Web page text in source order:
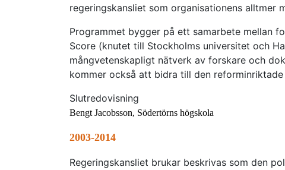
regeringskansliet som organisationens alltmer
Programmet bygger på ett samarbete mellan
Score (knutet till Stockholms universitet och
mångvetenskapligt nätverk av forskare och
kommer också att bidra till den
Slutredovisning
Bengt Jacobsson, Södertörns högskola
2003-2014
Regeringskansliet brukar beskrivas som den